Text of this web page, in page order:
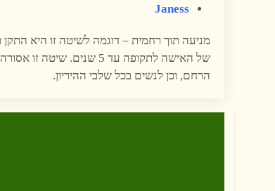
Janess
מניעה תוך רחמית – דוגמה לשיטה זו היא התקן
של האישה לתקופה עד 5
הרחם, וכן לנשים בכל שלבי ההיריון.